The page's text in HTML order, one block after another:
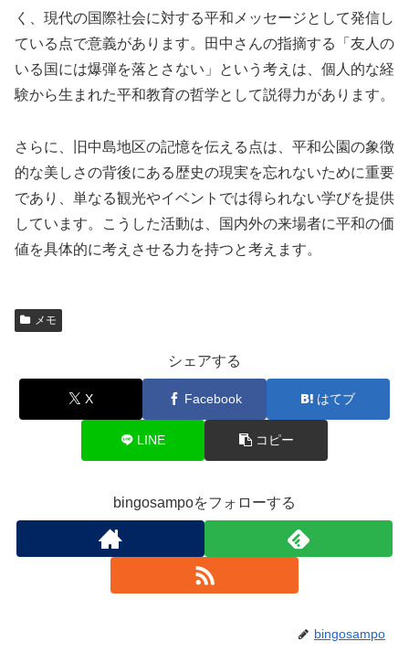
く、現代の国際社会に対する平和メッセージとして発信し
ている点で意義があります。田中さんの指摘する「友人の
いる国には爆弾を落とさない」という考えは、個人的な経
験から生まれた平和教育の哲学として説得力があります。
さらに、旧中島地区の記憶を伝える点は、平和公園の象徴
的な美しさの背後にある歴史の現実を忘れないために重要
であり、単なる観光やイベントでは得られない学びを提供
しています。こうした活動は、国内外の来場者に平和の価
値を具体的に考えさせる力を持つと考えます。
メモ
シェアする
X Facebook はてブ
LINE コピー
bingosampoをフォローする
bingosampo